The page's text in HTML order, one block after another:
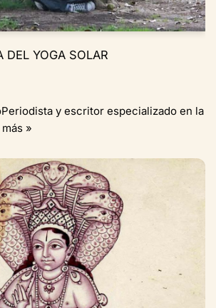
DEL YOGA SOLAR
y escritor especializado en la
»